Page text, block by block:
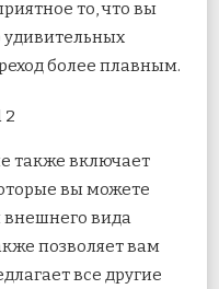
то, что вы
более плавным.
также включает
вы можете
внешнего вида
позволяет вам
все другие